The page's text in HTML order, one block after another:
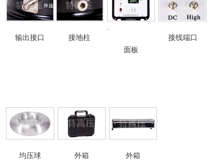
输出接口 接地柱
面板
接线端口
均压球 外箱 外箱